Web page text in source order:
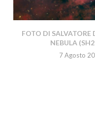
FOTO DI SALVATORE
NEBULA
7 Agosto